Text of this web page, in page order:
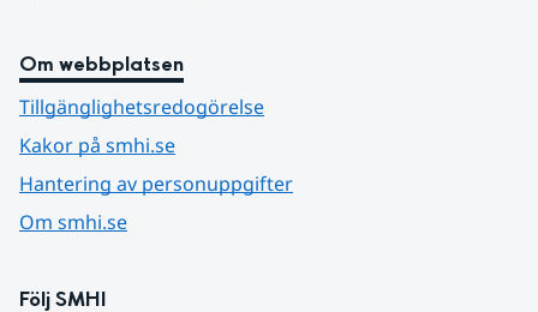
Om webbplatsen
Tillgänglighetsredogörelse
Kakor på smhi.se
Hantering av personuppgifter
Om smhi.se
Följ SMHI